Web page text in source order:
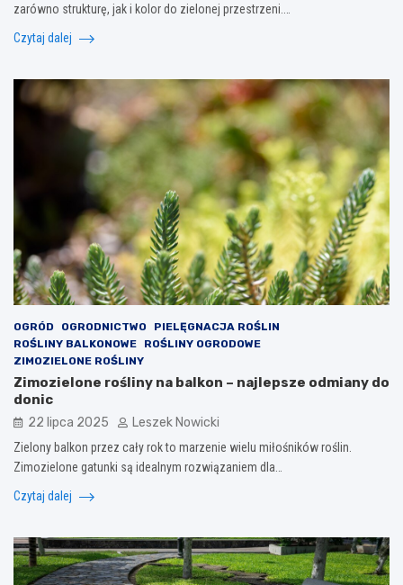
zarówno strukturę, jak i kolor do zielonej przestrzeni.…
Czytaj dalej
OGRÓD OGRODNICTWO
PIELĘGNACJA ROŚLIN
ROŚLINY BALKONOWE
ROŚLINY OGRODOWE
ZIMOZIELONE ROŚLINY
Zimozielone rośliny na balkon – najlepsze odmiany do
donic
22 lipca 2025 Leszek Nowicki
Zielony balkon przez cały rok to marzenie wielu miłośników roślin.
Zimozielone gatunki są idealnym rozwiązaniem dla…
Czytaj dalej